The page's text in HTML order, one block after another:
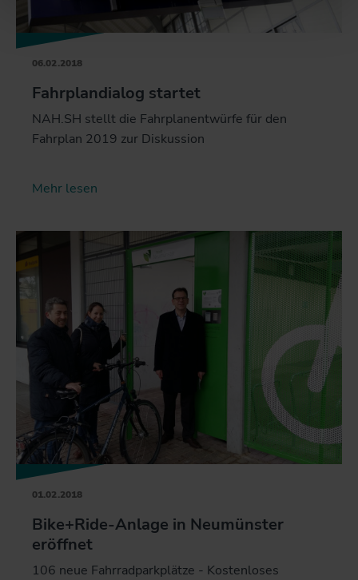
06.02.2018
Fahrplandialog startet
NAH.SH stellt die Fahrplanentwürfe für den
Fahrplan 2019 zur Diskussion
Mehr lesen
01.02.2018
Bike+Ride-Anlage in Neumünster
eröffnet
106 neue Fahrradparkplätze - Kostenloses